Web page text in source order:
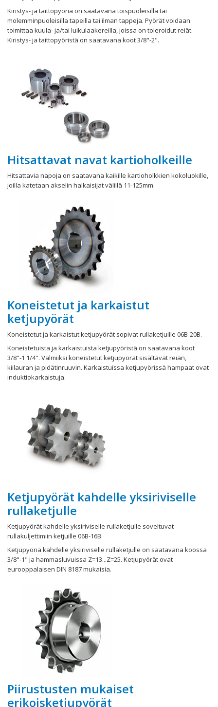
Kiristys- ja taittopyöriä on saatavana toispuoleisilla tai
molemminpuoleisilla tapeilla tai ilman tappeja. Pyörät voidaan
toimittaa kuula- ja/tai luikulaakereilla, joissa on toleroidut reiät.
Kiristys- ja taittopyöristä on saatavana koot 3/8"-2".
Hitsattavat navat kartioholkeille
Hitsattavia napoja on saatavana kaikille kartioholkkien kokoluokille,
joilla katetaan akselin halkaisijat välillä 11-125mm.
Koneistetut ja karkaistut
ketjupyörät
Koneistetut ja karkaistut ketjupyörät sopivat rullaketjuille 06B-20B.
Koneistetuista ja karkaistuista ketjupyöristä on saatavana koot
3/8"-1 1/4". Valmiiksi koneistetut ketjupyörät sisältävät reiän,
kiilauran ja pidätinruuvin. Karkaistuissa ketjupyörissä hampaat ovat
induktiokarkaistuja.
Ketjupyörät kahdelle yksiriviselle
rullaketjulle
Ketjupyörät kahdelle yksiriviselle rullaketjulle soveltuvat
rullakuljettimiin ketjuille 06B-16B.
Ketjupyöriä kahdelle yksiriviselle rullaketjulle on saatavana koossa
3/8"-1" ja hammasluvuissa Z=13...Z=25. Ketjupyörät ovat
eurooppalaisen DIN 8187 mukaisia.
Piirustusten mukaiset
erikoisketjupyörät